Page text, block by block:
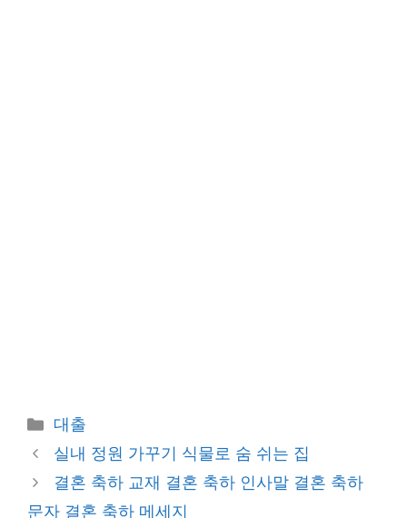
카
테
고
리
대출
실내 정원 가꾸기 식물로 숨 쉬는 집
결혼 축하 교재 결혼 축하 인사말 결혼 축하
문자 결혼 축하 메세지